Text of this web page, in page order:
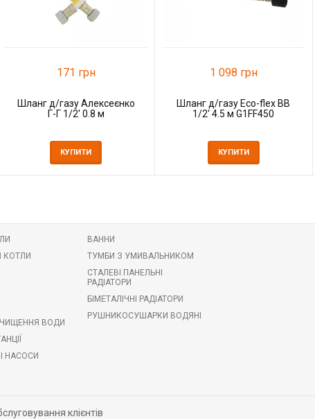
171 грн
Шланг д/газу Алексеєнко
Г-Г 1/2' 0.8 м
КУПИТИ
1 098 грн
Шланг д/газу Eco-flex ВВ
1/2' 4.5 м G1FF450
КУПИТИ
КОТЛИ
ВОДИ
НАСОСИ
ВАННИ
ТУМБИ З УМИВАЛЬНИКОМ
СТАЛЕВІ ПАНЕЛЬНІ
РАДІАТОРИ
БІМЕТАЛІЧНІ РАДІАТОРИ
РУШНИКОСУШАРКИ ВОДЯНІ
клієнтів